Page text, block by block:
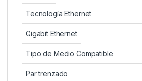
Tecnología Ethernet
Gigabit Ethernet
Tipo de Medio Compatible
Par trenzado